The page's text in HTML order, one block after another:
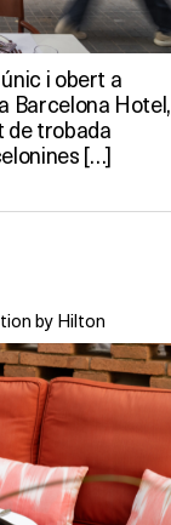
i obert a
Barcelona Hotel,
de trobada
[…]
by Hilton